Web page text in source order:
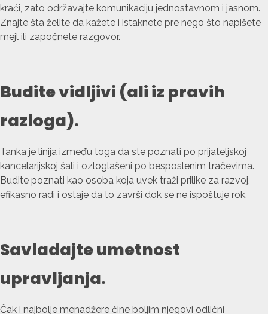
kraći, zato održavajte komunikaciju jednostavnom i jasnom.
Znajte šta želite da kažete i istaknete pre nego što napišete
mejl ili započnete razgovor.
Budite vidljivi (ali iz pravih
razloga).
Tanka je linija između toga da ste poznati po prijateljskoj
kancelarijskoj šali i ozloglašeni po besposlenim tračevima.
Budite poznati kao osoba koja uvek traži prilike za razvoj,
efikasno radi i ostaje da to završi dok se ne ispoštuje rok.
Savladajte umetnost
upravljanja.
Čak i najbolje menadžere čine boljim njegovi odlični